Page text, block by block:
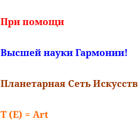
При помощи
Высшей науки Гармонии!
Планетарная Сеть Искусств
T (E) = Art